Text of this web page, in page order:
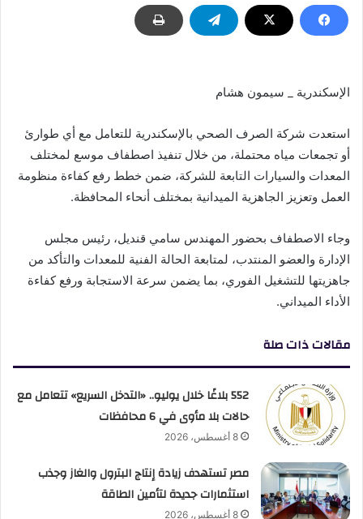
الإسكندرية _ سيمون هشام
استعدت شركة الصرف الصحي بالإسكندرية للتعامل مع أي طوارئ
أو تجمعات مياه محتملة، من خلال تنفيذ اصطفاف موسع لمختلف
المعدات والسيارات التابعة للشركة، ضمن خطط رفع كفاءة منظومة
العمل وتعزيز الجاهزية الميدانية بمختلف أنحاء المحافظة.
وجاء الاصطفاف بحضور المهندس سامي قنديل، رئيس مجلس
الإدارة والعضو المنتدب، لمتابعة الحالة الفنية للمعدات والتأكد من
جاهزيتها للتشغيل الفوري، بما يضمن سرعة الاستجابة ورفع كفاءة
الأداء الميداني.
مقالات ذات صلة
552 بلاغًا خلال يوليو.. «التدخل السريع» تتعامل مع
حالات بلا مأوى في 6 محافظات
8 أغسطس، 2026
مصر تستهدف زيادة إنتاج البترول والغاز وجذب
استثمارات جديدة لتأمين الطاقة
8 أغسطس، 2026